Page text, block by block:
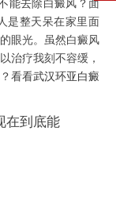
去除白癜风？面
是整天呆在家里面
眼光。虽然白癜风
治疗我刻不容缓，
看看武汉环亚白癜